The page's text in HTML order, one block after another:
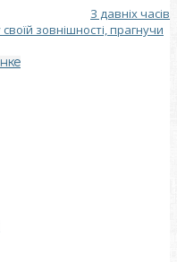
З давніх часів
зовнішності, прагнучи